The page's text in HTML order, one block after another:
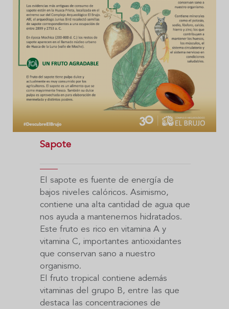
Sapote
El sapote es fuente de energía de
bajos niveles calóricos. Asimismo,
contiene una alta cantidad de agua que
nos ayuda a mantenernos hidratados.
Este fruto es rico en vitamina A y
vitamina C, importantes antioxidantes
que conservan sano a nuestro
organismo.
El fruto tropical contiene además
vitaminas del grupo B, entre las que
destaca las concentraciones de